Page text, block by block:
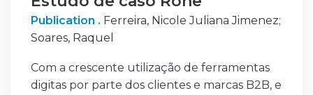
Publication . Ferreira, Nicole Juliana Jimenez;
Soares, Raquel
Com a crescente utilização de ferramentas
digitas por parte dos clientes e marcas B2B, e